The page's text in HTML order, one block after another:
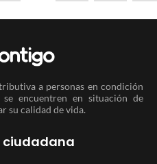
a personas en condición
encuentren en situación de
su calidad de vida.
ciudadana